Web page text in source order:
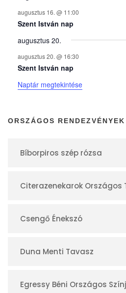
y
e
k
n
a
á
r
augusztus 16. @ 11:00
Szent István nap
augusztus 20.
augusztus 20. @ 16:30
Szent István nap
Naptár megtekintése
ORSZÁGOS RENDEZVÉNYEK
Bíborpiros szép rózsa
Citerazenekarok Országos
Csengő Énekszó
Duna Menti Tavasz
Egressy Béni Országos